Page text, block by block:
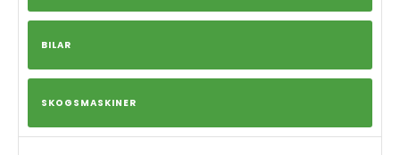
BILAR
SKOGSMASKINER